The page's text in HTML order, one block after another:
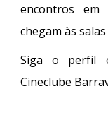
encontros
chegam às
Siga o perfil
Cineclube